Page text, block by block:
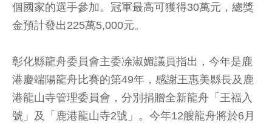
個國家的選手參加。冠軍最高可獲得30萬元，總獎
金預計發出225萬5,000元。
彰化縣龍舟委員會主委凃淑媚議員指出，今年是鹿
港慶端陽龍舟比賽的第49年，感謝王惠美縣長及鹿
港龍山寺管理委員會，分別捐贈全新龍舟「王福入
號」及「鹿港龍山寺2號」。今年12艘龍舟將於6月